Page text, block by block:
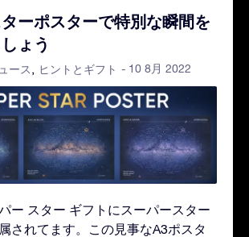
ーポスターで特別な瞬間を
ょう
ース ヒントとギフト - 10 8月 2022
ー スター ギフトにスーパースター
されてます。この見事なA3ポスタ